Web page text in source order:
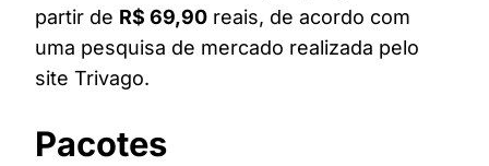
partir de R$ 69,90 reais, de acordo com
uma pesquisa de mercado realizada pelo
site Trivago.
Pacotes